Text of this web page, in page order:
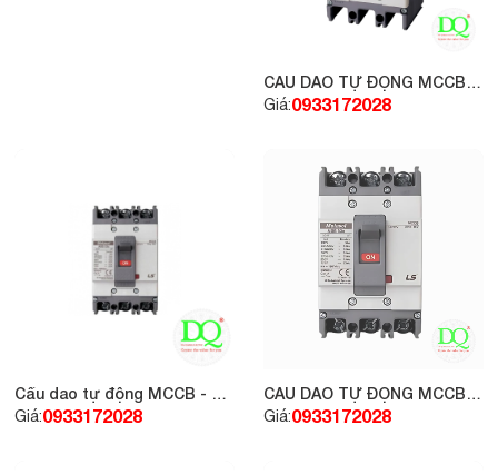
CẦU DAO TỰ ĐỘNG MCCB -
LS 3P 20A 22KA
Giá:0933172028
Cầu dao tự động MCCB - LS
3P 60A 18KA
Giá:0933172028
CẦU DAO TỰ ĐỘNG MCCB -
LS 3P 50A 18KA
Giá:0933172028